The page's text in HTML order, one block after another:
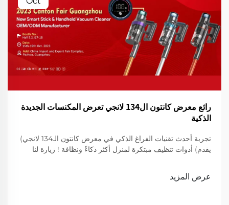
رائع معرض كانتون ال134 لانجي تعرض المكنسات الجديدة
الذكية
تجربة أحدث تقنيات الفراغ الذكي في معرض كانتون الـ134 لانجي)
يقدم) أدوات تنظيف مبتكرة لمنزل أكثر ذكاءً ونظافة ! زيارة لنا
عرض المزيد